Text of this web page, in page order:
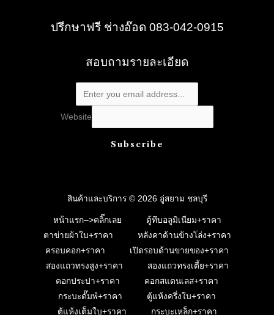
ปรึกษาฟรี ช่างอ๊อด 083-042-0915
สอบถามรายละเอียด
Website
Subscribe
สินค้าและบริการ © 2026 อู่สยาม ชลบุรี
หน้าแรก–>คลิ๊กเลย
ตู้ทึบอลูมิเนียม+ราคา
ตาข่ายผ้าใบ+ราคา
หลังคาด้านข้างโล่ง+ราคา
ครอบคอก+ราคา
เปิดรอบด้านขายของ+ราคา
สองแถวทรงสูง+ราคา
สองแถวทรงเตี้ย+ราคา
คอกประปา+ราคา
คอกสแตนเลส+ราคา
กระบะดั๊มพ์+ราคา
ตู้แห้งครึ่งใบ+ราคา
ตู้แห้งเต็มใบ+ราคา
กระบะเหล็ก+ราคา